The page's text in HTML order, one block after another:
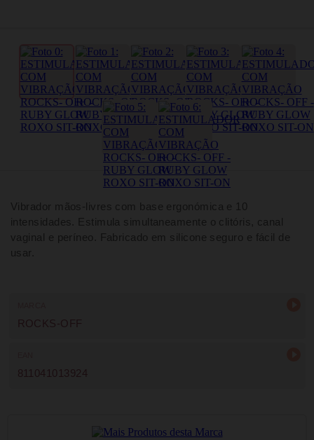
Vibrador mãos-livres com base ergonómica e 10
intensidades. Estimula simultaneamente o clitóris, canal
vaginal e períneo. Fabricado em silicone seguro e fácil de
usar.
ROCKS-OFF
811041013924